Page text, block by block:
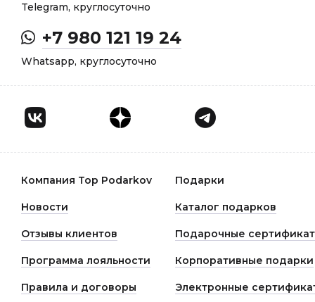
Telegram, круглосуточно
+7 980 121 19 24
Whatsapp, круглосуточно
Компания Top Podarkov Подарки
Новости Каталог подарков
Отзывы клиентов Подарочные
Программа лояльности Корпоративные подарки
Правила и договоры Электронные